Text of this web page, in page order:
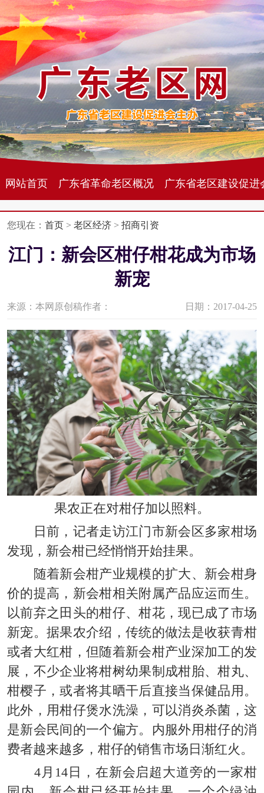
网站首页 广东省革命老区概况 广东省老区建设促进
您现在： 首页> 老区经济> 招商引资
江门：新会区柑仔柑花成为市场
新宠
来源：本网原创稿作者： 日期：2017-04-25
果农正在对柑仔加以照料。
日前，记者走访江门市新会区多家柑场
发现，新会柑已经悄悄开始挂果。
随着新会柑产业规模的扩大、新会柑身
价的提高，新会柑相关附属产品应运而生。
以前弃之田头的柑仔、柑花，现已成了市场
新宠。据果农介绍，传统的做法是收获青柑
或者大红柑，但随着新会柑产业深加工的发
展，不少企业将柑树幼果制成柑胎、柑丸、
柑樱子，或者将其晒干后直接当保健品用。
此外，用柑仔煲水洗澡，可以消炎杀菌，这
是新会民间的一个偏方。内服外用柑仔的消
费者越来越多，柑仔的销售市场日渐红火。
4月14日，在新会启超大道旁的一家柑